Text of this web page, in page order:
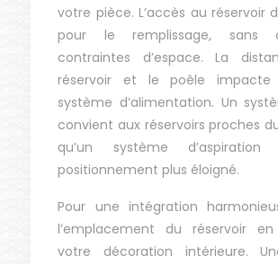
votre pièce. L’accès au réservoir
pour le remplissage, sans
contraintes d’espace. La
réservoir et le poêle
système d’alimentation. Un
convient aux réservoirs proches
qu’un système
positionnement plus éloigné.
Pour une intégration
l’emplacement du réservoir
votre décoration intérieure.